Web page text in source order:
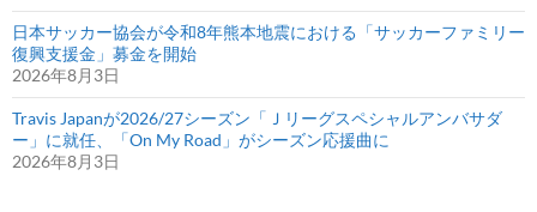
日本サッカー協会が令和8年熊本地震における「サッカーファミリー
復興支援金」募金を開始
2026年8月3日
Travis Japanが2026/27シーズン「Ｊリーグスペシャルアンバサダ
ー」に就任、「On My Road」がシーズン応援曲に
2026年8月3日